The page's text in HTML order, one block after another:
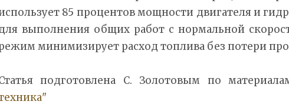
85 процентов мощности двигателя и
выполнения общих работ с нормальной
минимизирует расход топлива без потери
подготовлена С. Золотовым по